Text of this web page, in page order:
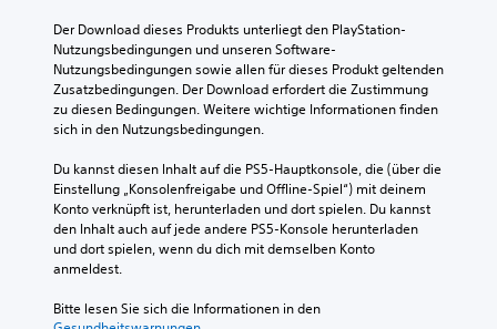
Der Download dieses Produkts unterliegt den PlayStation-
Nutzungsbedingungen und unseren Software-
Nutzungsbedingungen sowie allen für dieses Produkt geltenden
Zusatzbedingungen. Der Download erfordert die Zustimmung
zu diesen Bedingungen. Weitere wichtige Informationen finden
sich in den Nutzungsbedingungen.
Du kannst diesen Inhalt auf die PS5-Hauptkonsole, die (über die
Einstellung „Konsolenfreigabe und Offline-Spiel“) mit deinem
Konto verknüpft ist, herunterladen und dort spielen. Du kannst
den Inhalt auch auf jede andere PS5-Konsole herunterladen
und dort spielen, wenn du dich mit demselben Konto
anmeldest.
Bitte lesen Sie sich die Informationen in den